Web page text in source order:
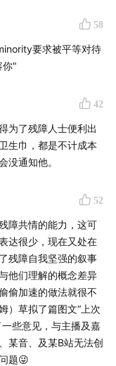
Da Chengzi, a
they
viral incident,
observations
goes far beyond
friction
public
so common in
services
decide how
absence of
58
要求被平等对待
你"
42
为了残障人士便利出
生巾，都是不计成本
没通知他。
52
障共情的能力，这可
达很少，现在又处在
残障自我坚强的叙事
他们理解的概念差异
偷加速的做法就很不
）草拟了篇图文“上次
些意见，与主播及嘉
某音、及某B站无法创
题😜